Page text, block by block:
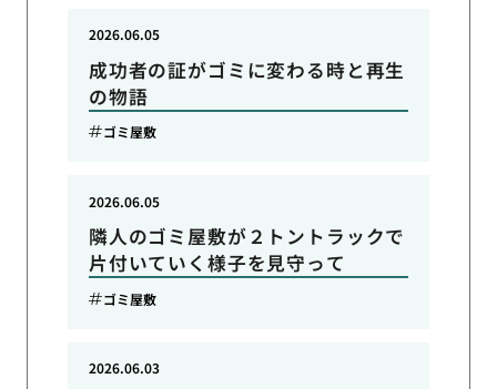
成功者の証がゴミに変わる時と再生
の物語
2026.06.05
ゴミ屋敷
隣人のゴミ屋敷が２トントラックで
片付いていく様子を見守って
2026.06.05
ゴミ屋敷
2026.06.03